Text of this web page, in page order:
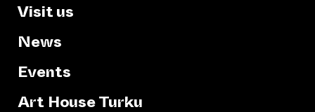
Visit us
News
Events
Art House Turku